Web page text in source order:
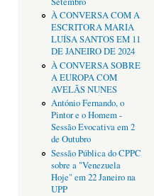
À CONVERSA COM A
ESCRITORA MARIA
LUÍSA SANTOS EM 11
DE JANEIRO DE 2024
À CONVERSA SOBRE
A EUROPA COM
AVELÃS NUNES
António Fernando, o
Pintor e o Homem -
Sessão Evocativa em 2
de Outubro
Sessão Pública do CPPC
sobre a "Venezuela
Hoje" em 22 Janeiro na
UPP